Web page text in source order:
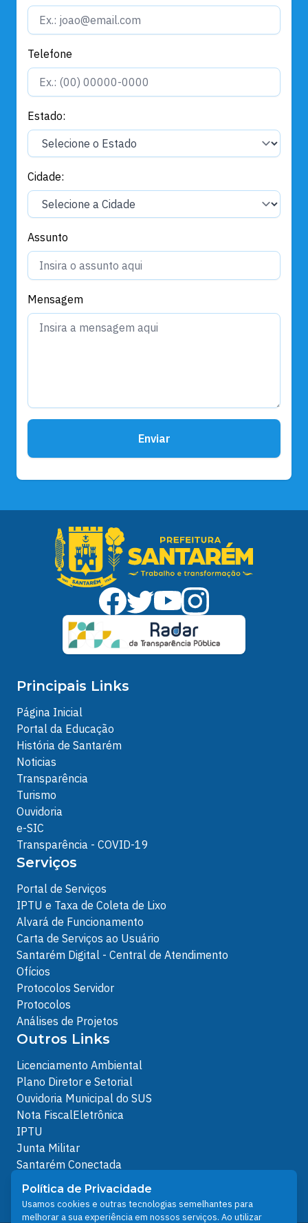
Telefone
Estado:
Cidade:
Assunto
Mensagem
Enviar
Principais Links
Página Inicial
Portal da Educação
História de Santarém
Noticias
Transparência
Turismo
Ouvidoria
e-SIC
Transparência - COVID-19
Serviços
Portal de Serviços
IPTU e Taxa de Coleta de Lixo
Alvará de Funcionamento
Carta de Serviços ao Usuário
Santarém Digital - Central de Atendimento
Ofícios
Protocolos Servidor
Protocolos
Análises de Projetos
Outros Links
Licenciamento Ambiental
Plano Diretor e Setorial
Ouvidoria Municipal do SUS
Nota FiscalEletrônica
IPTU
Junta Militar
Santarém Conectada
Política de Privacidade
People illustrations by Storyset
Política de Privacidade
Usamos cookies e outras tecnologias semelhantes para
melhorar a sua experiência em nossos serviços. Ao utilizar